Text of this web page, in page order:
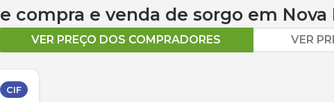
compra e venda de sorgo em Nova
VER PREÇO DOS COMPRADORES VER
CIF